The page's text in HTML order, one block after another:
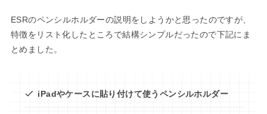
ESRのペンシルホルダーの説明をしようかと思ったのですが、
特徴をリスト化したところで結構シンプルだったので下記にま
とめました。
iPadやケースに貼り付けて使うペンシルホルダー